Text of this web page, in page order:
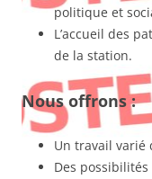
politique et
L’accueil des
de la station.
Nous offrons :
Un travail varié
Des